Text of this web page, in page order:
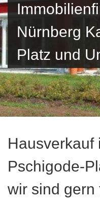
Nürnberg
Platz und
Hausverkauf
Pschigode-
wir sind gern